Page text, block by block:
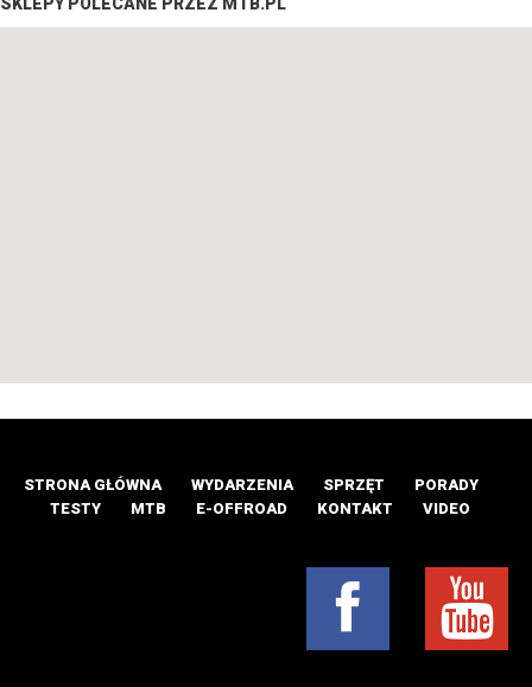
STRONA GŁÓWNA WYDARZENIA SPRZĘT
PORADY
TESTY
MTB E-OFFROAD KONTAKT VIDEO